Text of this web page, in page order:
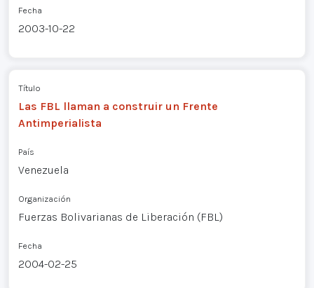
Fecha
2003-10-22
Título
Las FBL llaman a construir un Frente
Antimperialista
País
Venezuela
Organización
Fuerzas Bolivarianas de Liberación (FBL)
Fecha
2004-02-25